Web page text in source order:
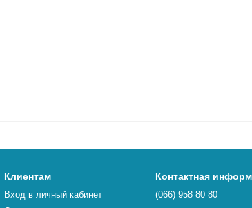
Клиентам
Вход в личный кабинет
Контактная
(066) 958 80 80